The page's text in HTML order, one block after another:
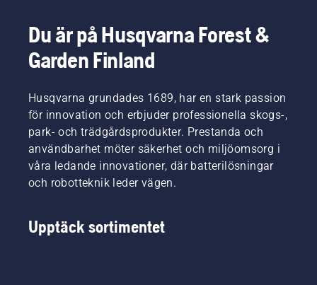
form när
börjar
igen. För
att du
ska få
den
rätta
känslan
ska du
först ta
våra
viktigaste
skador.
steg-
att
där
gräset
växer
fläckvis.
din
gräsmatta
att
och må
bra
under de
varmare
dagarna.
För att
du ska
få den
känslan
ska du
Du är på Husqvarna Forest &
Garden Finland
Husqvarna grundades 1689, har en stark passion
för innovation och erbjuder professionella skogs-,
park- och trädgårdsprodukter. Prestanda och
användbarhet möter säkerhet och miljöomsorg i
våra ledande innovationer, där batterilösningar
och robotteknik leder vägen.
Upptäck sortimentet